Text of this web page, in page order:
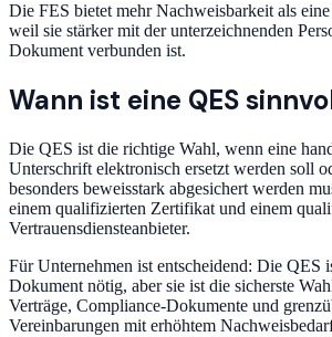
Die FES bietet mehr Nachweisbarkeit als
weil sie stärker mit der unterzeichnenden
Dokument verbunden ist.
Wann ist eine QES
Die QES ist die richtige Wahl, wenn eine
Unterschrift elektronisch ersetzt werden soll
besonders beweisstark abgesichert werden
einem qualifizierten Zertifikat und einem
Vertrauensdiensteanbieter.
Für Unternehmen ist entscheidend: Die QES
Dokument nötig, aber sie ist die sicherste
Verträge, Compliance-Dokumente und
Vereinbarungen mit erhöhtem